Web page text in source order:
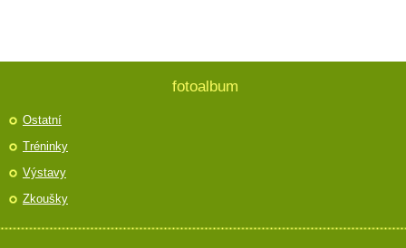
fotoalbum
Ostatní
Tréninky
Výstavy
Zkoušky